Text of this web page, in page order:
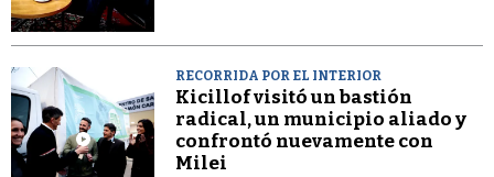
RECORRIDA POR EL INTERIOR
Kicillof visitó un bastión
radical, un municipio aliado y
confrontó nuevamente con
Milei